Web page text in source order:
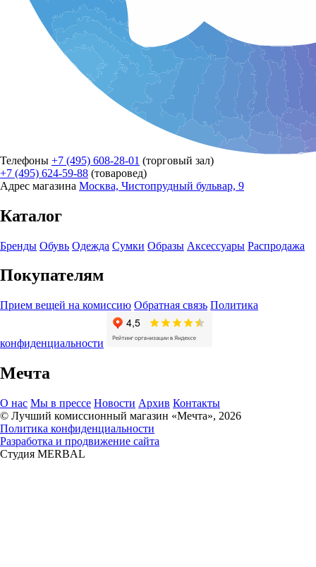
Телефоны +7 (495) 608-28-01 (торговый зал)
+7 (495) 624-59-88 (товаровед)
Адрес магазина Москва, Чистопрудный бульвар, 9
Каталог
Бренды Обувь Одежда Сумки Образы Аксессуары Распродажа
Покупателям
Прием вещей на комиссию Обратная связь Политика
конфиденциальности
Мечта
О нас Мы в прессе Новости Архив Контакты
© Лучший комиссионный магазин «Мечта», 2026
Политика конфиденциальности
Разработка и продвижение сайта
Студия MERBAL